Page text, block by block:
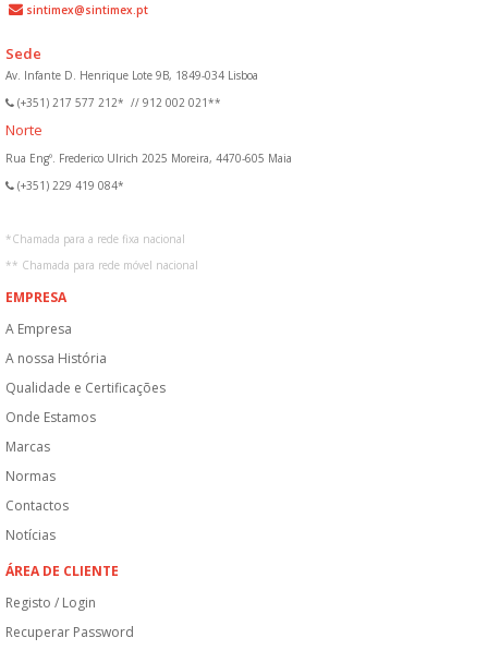
sintimex@sintimex.pt
Sede
Av. Infante D. Henrique Lote 9B, 1849-034 Lisboa
(+351) 217 577 212* // 912 002 021**
Norte
Rua Engº. Frederico Ulrich 2025 Moreira, 4470-605 Maia
(+351) 229 419 084*
*Chamada para a rede fixa nacional
** Chamada para rede móvel nacional
EMPRESA
A Empresa
A nossa História
Qualidade e Certificações
Onde Estamos
Marcas
Normas
Contactos
Notícias
ÁREA DE CLIENTE
Registo / Login
Recuperar Password